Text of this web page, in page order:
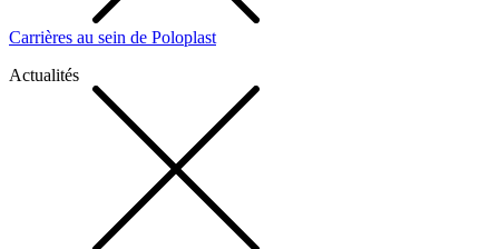
Carrières au sein de Poloplast
Actualités